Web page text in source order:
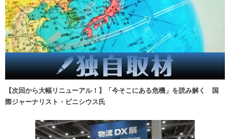
【次回から大幅リニューアル！】「今そこにある危機」を読み解く 国
際ジャーナリスト・ビニシウス氏